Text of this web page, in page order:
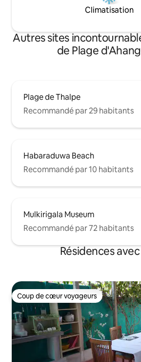
Climatisation
Autres sites
de Plage
Plage de Thalpe
Recommandé par 29 habitants
Habaraduwa Beach
Recommandé par 10 habitants
Mulkirigala Museum
Recommandé par 72 habitants
Résidences
Coup de cœur voyageurs
Coup de cœur voyageurs